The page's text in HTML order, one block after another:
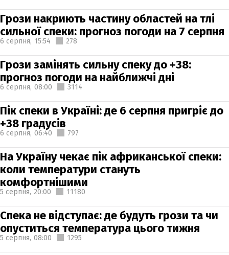
Грози накриють частину областей на тлі
сильної спеки: прогноз погоди на 7 серпня
6 серпня, 15:54 278
Грози замінять сильну спеку до +38:
прогноз погоди на найближчі дні
6 серпня, 08:00 3114
Пік спеки в Україні: де 6 серпня пригріє до
+38 градусів
6 серпня, 06:40 797
На Україну чекає пік африканської спеки:
коли температури стануть
комфортнішими
5 серпня, 20:00 11180
Спека не відступає: де будуть грози та чи
опуститься температура цього тижня
5 серпня, 08:00 1295